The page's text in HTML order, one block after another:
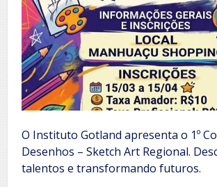
O Instituto Gotland apresenta o 1º
Desenhos – Sketch Art Regional.
talentos e transformando futuros.